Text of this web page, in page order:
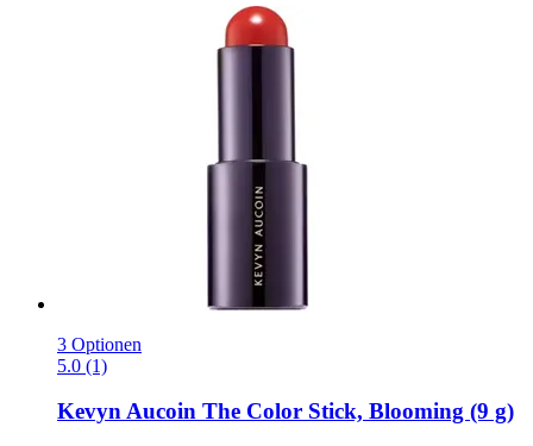
3 Optionen
5.0 (1)
Kevyn Aucoin The Color Stick, Blooming (9 g)